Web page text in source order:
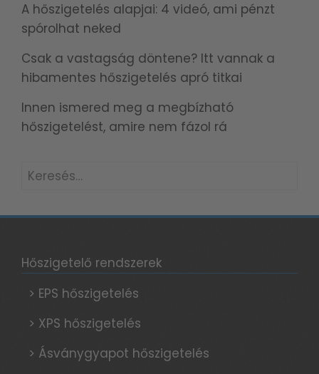
A hőszigetelés alapjai: 4 videó, ami pénzt
spórolhat neked
Csak a vastagság döntene? Itt vannak a
hibamentes hőszigetelés apró titkai
Innen ismered meg a megbízható
hőszigetelést, amire nem fázol rá
Keresés:
Hőszigetelő rendszerek
> EPS hőszigetelés
> XPS hőszigetelés
> Ásványgyapot hőszigetelés